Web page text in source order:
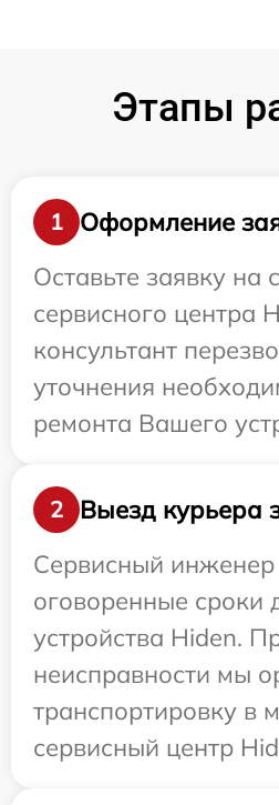
Этапы
1
Оформление
Оставьте заявку на
сервисного центра
консультант
уточнения
ремонта Вашего
2
Выезд курьера
Сервисный инженер
оговоренные сроки
устройства Hiden.
неисправности мы
транспортировку в
сервисный центр